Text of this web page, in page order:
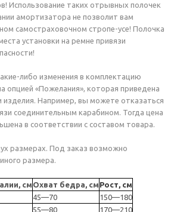
Использование таких отрывных полочек
амортизатора не позволит вам
самостраховочном стропе-усе! Полочка
установки на ремне привязи
либо изменения в комплектацию
опцией «Пожелания», которая приведена
изделия. Например, вы можете отказаться
соединительным карабином. Тогда цена
в соответствии с составом товара.
размерах. Под заказ возможно
размера.
см Охват бедра, см Рост, см
45—70
150—180
55—80 170—210